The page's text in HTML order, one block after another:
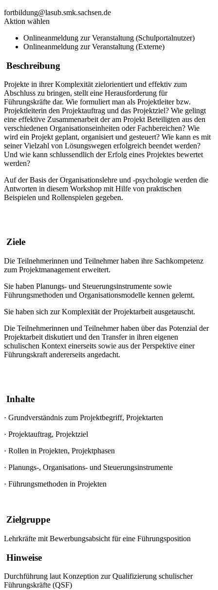
fortbildung@lasub.smk.sachsen.de
Aktion wählen
Onlineanmeldung zur Veranstaltung (Schulportalnutzer)
Onlineanmeldung zur Veranstaltung (Externe)
Beschreibung
Projekte in ihrer Komplexität zielorientiert und effektiv zum
Abschluss zu bringen, stellt eine Herausforderung für
Führungskräfte dar. Wie formuliert man als Projektleiter bzw.
Projektleiterin den Projektauftrag und das Projektziel? Wie gelingt
eine effektive Zusammenarbeit der am Projekt Beteiligten aus den
verschiedenen Organisationseinheiten oder Fachbereichen? Wie
wird ein Projekt geplant, organisiert und gesteuert? Wie kann es mit
seiner Vielzahl von Lösungswegen erfolgreich beendet werden?
Und wie kann schlussendlich der Erfolg eines Projektes bewertet
werden?
Auf der Basis der Organisationslehre und -psychologie werden die
Antworten in diesem Workshop mit Hilfe von praktischen
Beispielen und Rollenspielen gegeben.
Ziele
Die Teilnehmerinnen und Teilnehmer haben ihre Sachkompetenz
zum Projektmanagement erweitert.
Sie haben Planungs- und Steuerungsinstrumente sowie
Führungsmethoden und Organisationsmodelle kennen gelernt.
Sie haben sich zur Komplexität der Projektarbeit ausgetauscht.
Die Teilnehmerinnen und Teilnehmer haben über das Potenzial der
Projektarbeit diskutiert und den Transfer in ihren eigenen
schulischen Kontext einerseits sowie aus der Perspektive einer
Führungskraft andererseits angedacht.
Inhalte
· Grundverständnis zum Projektbegriff, Projektarten
· Projektauftrag, Projektziel
· Rollen in Projekten, Projektphasen
· Planungs-, Organisations- und Steuerungsinstrumente
· Führungsmethoden in Projekten
Zielgruppe
Lehrkräfte mit Bewerbungsabsicht für eine Führungsposition
Hinweise
Durchführung laut Konzeption zur Qualifizierung schulischer
Führungskräfte (QSF)